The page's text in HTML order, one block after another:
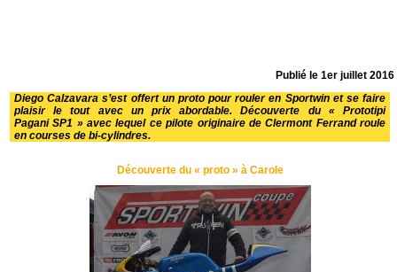
Publié le1er juillet 2016
Diego Calzavara s’est offert un proto pour rouler en Sportwin et se faire
plaisir le tout avec un prix abordable. Découverte du « Prototipi
Pagani SP1 » avec lequel ce pilote originaire de Clermont Ferrand roule
en courses de bi-cylindres.
Découverte du « proto » à Carole